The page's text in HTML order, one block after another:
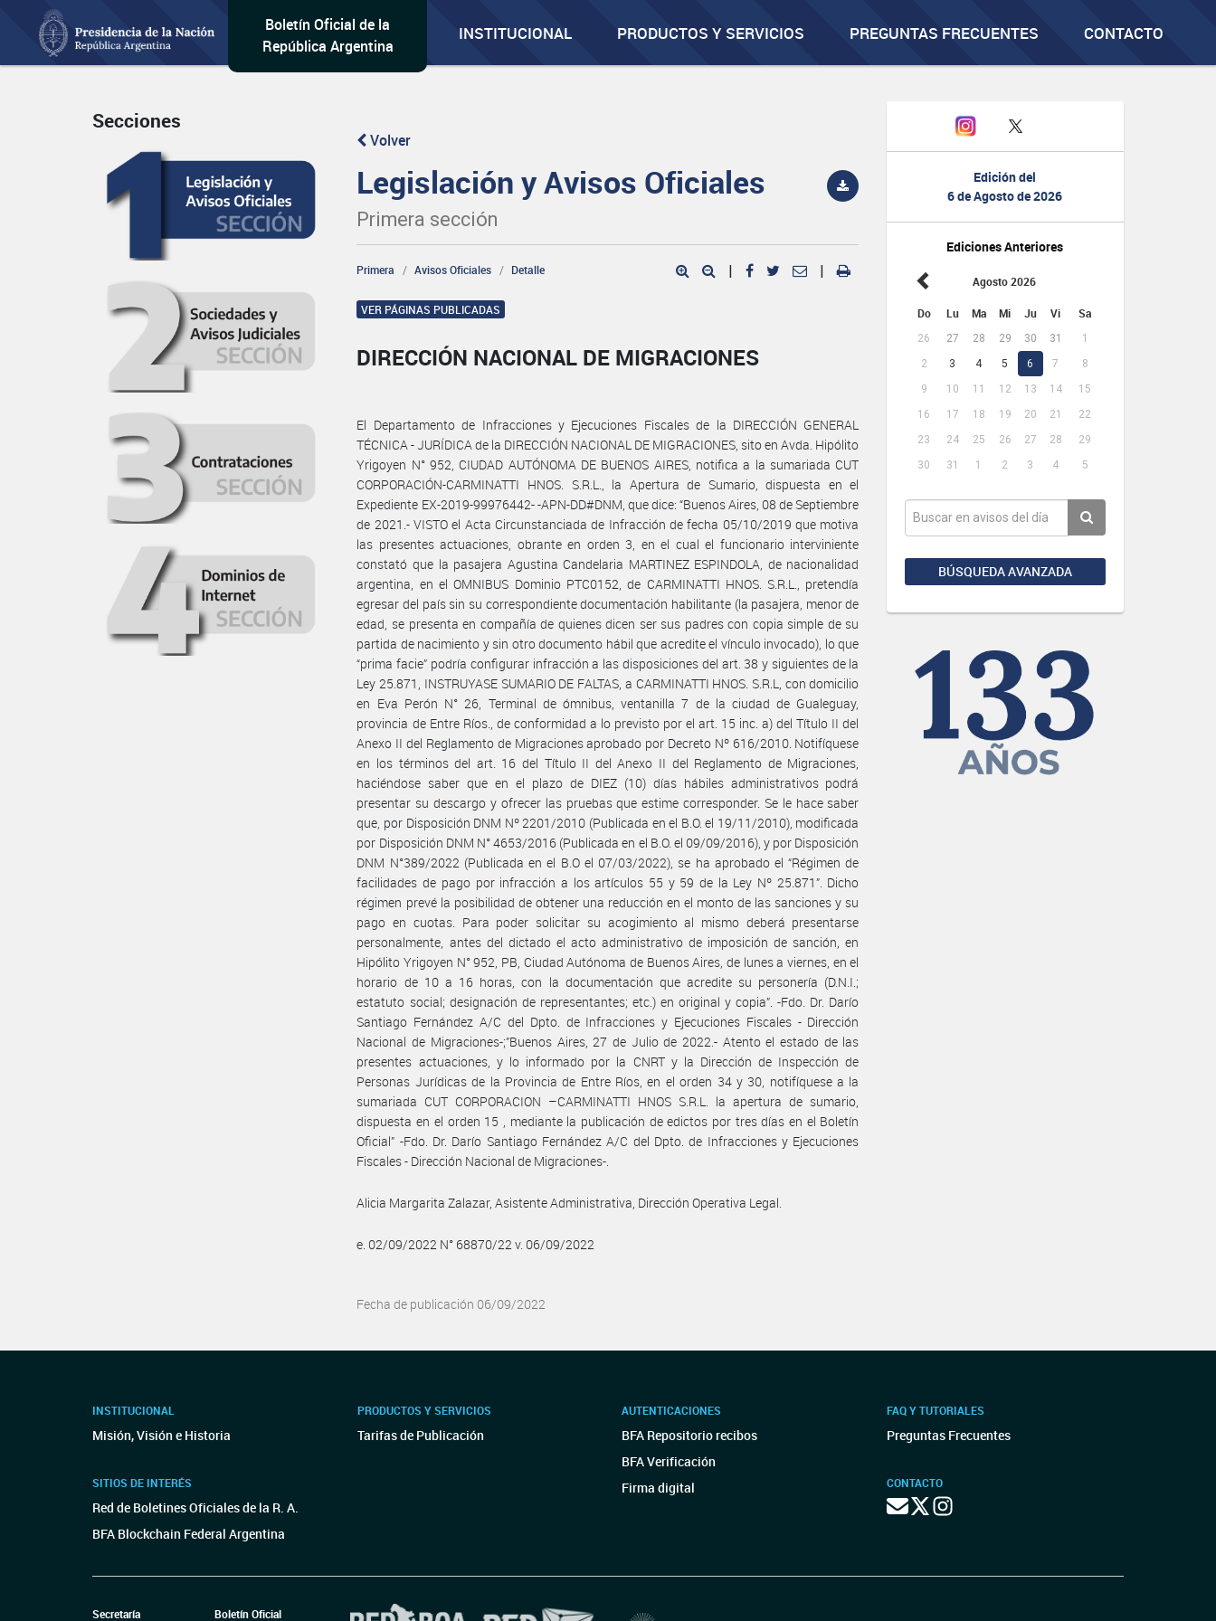
Boletín Oficial de la
República Argentina
INSTITUCIONAL PRODUCTOS Y SERVICIOS PREGUNTAS FRECUENTES CONTACTO
Edición del
6 de Agosto de 2026
Ediciones Anteriores
Agosto 2026
Do Lu Ma Mi Ju Vi Sa
26 27 28 29 30 31
1
2
3 4 5 6 7
8
9
10 11 12 13 14
15
16
17 18 19 20 21
22
23
24 25 26 27 28
29
30
31 1 2 3 4 5
BÚSQUEDA AVANZADA
Secciones
Volver
Legislación y Avisos Oficiales
Primera sección
Primera Avisos Oficiales Detalle | |
VER PÁGINAS PUBLICADAS
DIRECCIÓN NACIONAL DE MIGRACIONES
El Departamento de Infracciones y Ejecuciones Fiscales de la DIRECCIÓN GENERAL
TÉCNICA - JURÍDICA de la DIRECCIÓN NACIONAL DE MIGRACIONES, sito en Avda. Hipólito
Yrigoyen N° 952, CIUDAD AUTÓNOMA DE BUENOS AIRES, notifica a la sumariada CUT
CORPORACIÓN-CARMINATTI HNOS. S.R.L., la Apertura de Sumario, dispuesta en el
Expediente EX-2019-99976442- -APN-DD#DNM, que dice: “Buenos Aires, 08 de Septiembre
de 2021.- VISTO el Acta Circunstanciada de Infracción de fecha 05/10/2019 que motiva
las presentes actuaciones, obrante en orden 3, en el cual el funcionario interviniente
constató que la pasajera Agustina Candelaria MARTINEZ ESPINDOLA, de nacionalidad
argentina, en el OMNIBUS Dominio PTC0152, de CARMINATTI HNOS. S.R.L., pretendía
egresar del país sin su correspondiente documentación habilitante (la pasajera, menor de
edad, se presenta en compañía de quienes dicen ser sus padres con copia simple de su
partida de nacimiento y sin otro documento hábil que acredite el vínculo invocado), lo que
“prima facie” podría configurar infracción a las disposiciones del art. 38 y siguientes de la
Ley 25.871, INSTRUYASE SUMARIO DE FALTAS, a CARMINATTI HNOS. S.R.L, con domicilio
en Eva Perón N° 26, Terminal de ómnibus, ventanilla 7 de la ciudad de Gualeguay,
provincia de Entre Ríos., de conformidad a lo previsto por el art. 15 inc. a) del Título II del
Anexo II del Reglamento de Migraciones aprobado por Decreto Nº 616/2010. Notifíquese
en los términos del art. 16 del Título II del Anexo II del Reglamento de Migraciones,
haciéndose saber que en el plazo de DIEZ (10) días hábiles administrativos podrá
presentar su descargo y ofrecer las pruebas que estime corresponder. Se le hace saber
que, por Disposición DNM Nº 2201/2010 (Publicada en el B.O. el 19/11/2010), modificada
por Disposición DNM N° 4653/2016 (Publicada en el B.O. el 09/09/2016), y por Disposición
DNM N°389/2022 (Publicada en el B.O el 07/03/2022), se ha aprobado el “Régimen de
facilidades de pago por infracción a los artículos 55 y 59 de la Ley Nº 25.871”. Dicho
régimen prevé la posibilidad de obtener una reducción en el monto de las sanciones y su
pago en cuotas. Para poder solicitar su acogimiento al mismo deberá presentarse
personalmente, antes del dictado el acto administrativo de imposición de sanción, en
Hipólito Yrigoyen N° 952, PB, Ciudad Autónoma de Buenos Aires, de lunes a viernes, en el
horario de 10 a 16 horas, con la documentación que acredite su personería (D.N.I.;
estatuto social; designación de representantes; etc.) en original y copia”. -Fdo. Dr. Darío
Santiago Fernández A/C del Dpto. de Infracciones y Ejecuciones Fiscales - Dirección
Nacional de Migraciones-;”Buenos Aires, 27 de Julio de 2022.- Atento el estado de las
presentes actuaciones, y lo informado por la CNRT y la Dirección de Inspección de
Personas Jurídicas de la Provincia de Entre Ríos, en el orden 34 y 30, notifíquese a la
sumariada CUT CORPORACION –CARMINATTI HNOS S.R.L. la apertura de sumario,
dispuesta en el orden 15 , mediante la publicación de edictos por tres días en el Boletín
Oficial” -Fdo. Dr. Darío Santiago Fernández A/C del Dpto. de Infracciones y Ejecuciones
Fiscales - Dirección Nacional de Migraciones-.
Alicia Margarita Zalazar, Asistente Administrativa, Dirección Operativa Legal.
e. 02/09/2022 N° 68870/22 v. 06/09/2022
Fecha de publicación 06/09/2022
INSTITUCIONAL
Misión, Visión e Historia
SITIOS DE INTERÉS
Red de Boletines Oficiales de la R. A.
BFA Blockchain Federal Argentina
PRODUCTOS Y SERVICIOS
Tarifas de Publicación
AUTENTICACIONES
BFA Repositorio recibos
BFA Verificación
Firma digital
FAQ Y TUTORIALES
Preguntas Frecuentes
CONTACTO
Secretaría Boletín Oficial